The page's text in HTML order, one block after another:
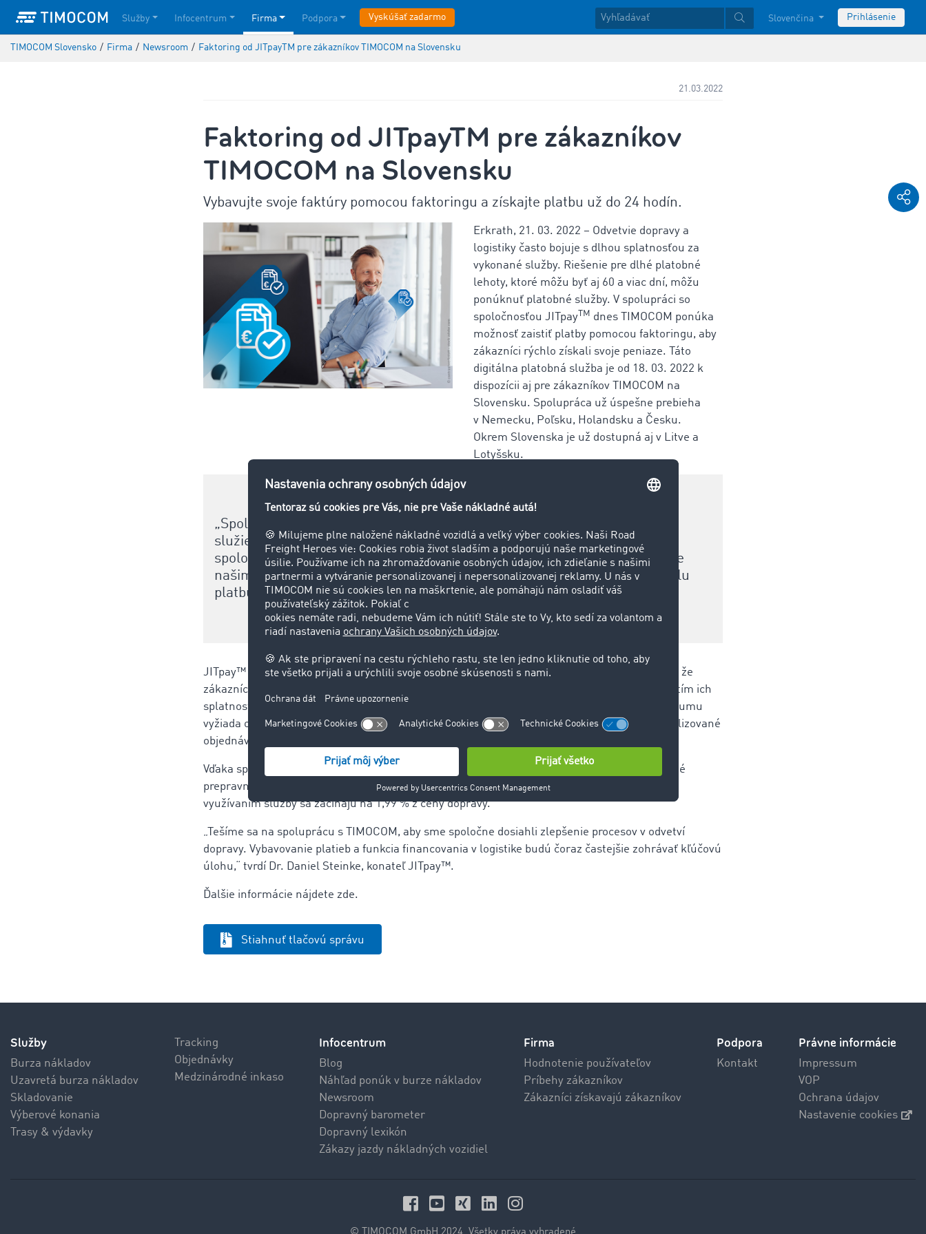
Služby Infocentrum Firma Podpora Vyskúšať zadarmo Slovenčina Prihlásenie
TIMOCOM Slovensko / Firma / Newsroom / Faktoring od JITpayTM pre zákazníkov TIMOCOM na Slovensku
21.03.2022
Faktoring od JITpayTM pre zákazníkov
TIMOCOM na Slovensku
Vybavujte svoje faktúry pomocou faktoringu a získajte platbu už do 24 hodín.
Erkrath, 21. 03. 2022 – Odvetvie dopravy a
logistiky často bojuje s dlhou splatnosťou za
vykonané služby. Riešenie pre dlhé platobné
lehoty, ktoré môžu byť aj 60 a viac dní, môžu
ponúknuť platobné služby. V spolupráci so
spoločnosťou JITpayTM dnes TIMOCOM ponúka
možnosť zaistiť platby pomocou faktoringu, aby
zákazníci rýchlo získali svoje peniaze. Táto
digitálna platobná služba je od 18. 03. 2022 k
dispozícii aj pre zákazníkov TIMOCOM na
Slovensku. Spolupráca už úspešne prebieha
v Nemecku, Poľsku, Holandsku a Česku.
Okrem Slovenska je už dostupná aj v Litve a
Lotyšsku.
„Spolupráca s JITpayTM je pre nás ďalší dôležitý posun v ponuke našich
služieb“, hovorí Gunnar Gburek, hovorca a Headof Business Affairs
spoločnosti TIMOCOM. „S touto digitálnou platobnou službou umožňujeme
našim zákazníkom, aby vyriešili jeden zo svojich hlavných problémov: rýchlu
platbu za odvedenú prácu.“
JITpay™ je poskytovateľ platobných služieb, medzi ktorými ponúka aj faktoring. To znamená, že
zákazníci TIMOCOM majú možnosť za poplatok previesť faktúry na JITpay™ ešte pred uplynutím ich
splatnosti. JITpay™ zaplatí zákazníkovi TIMOCOM obratom a v ďalšom kroku si fakturovanú sumu
vyžiada od zadávateľa. Pre zákazníkov TIMOCOM to znamená takmer okamžitú platbu za realizované
objednávky prepravy a zaistenú likviditu.
Vďaka spolupráci medzi TIMOCOM a JITpay
zákazníci získavajú záruku platby za dokončené
prepravné objednávky pri 98 % ponúk prepráv v Smart Logistics System. Náklady spojené s
využívaním služby sa začínajú na 1,99 % z ceny dopravy.
„Tešíme sa na spoluprácu s TIMOCOM, aby sme spoločne dosiahli zlepšenie procesov v odvetví
dopravy. Vybavovanie platieb a funkcia financovania v logistike budú čoraz častejšie zohrávať kľúčovú
úlohu,“ tvrdí Dr. Daniel Steinke, konateľ JITpay™.
Ďalšie informácie nájdete zde.
Stiahnuť tlačovú správu
Služby
Burza nákladov
Uzavretá burza nákladov
Skladovanie
Výberové konania
Trasy & výdavky
Tracking
Objednávky
Medzinárodné inkaso
Infocentrum
Blog
Náhľad ponúk v burze nákladov
Newsroom
Dopravný barometer
Dopravný lexikón
Zákazy jazdy nákladných vozidiel
Firma
Hodnotenie používateľov
Príbehy zákazníkov
Zákazníci získavajú zákazníkov
Podpora
Kontakt
Právne informácie
Impressum
VOP
Ochrana údajov
Nastavenie cookies